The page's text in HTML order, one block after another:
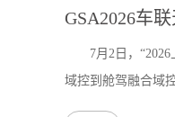
GSA2026车
7月2日，
域控到舱驾融合域